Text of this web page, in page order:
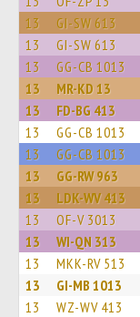
13 GI-SW 613
13 GI-SW 613
13 GG-CB 1013
13 MR-KD 13
13 FD-BG 413
13 GG-CB 1013
13 GG-CB 1013
13 GG-RW 963
13 LDK-WV 413
13 OF-V 3013
13 WI-QN 313
13 MKK-RV 513
13 GI-MB 1013
13 WZ-WV 413